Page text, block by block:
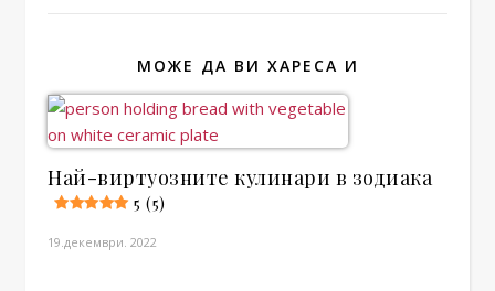
МОЖЕ ДА ВИ ХАРЕСА И
Най-виртуозните кулинари в зодиака
5 (5)
19.декември. 2022